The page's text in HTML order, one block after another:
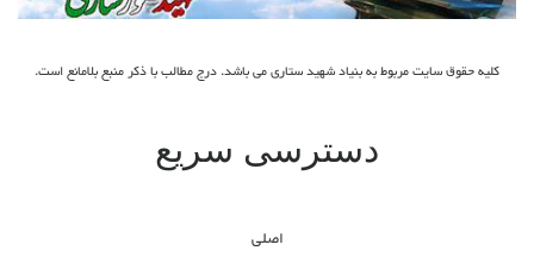
کلیه حقوق سایت مربوط به بنیاد شهید ستاری می باشد. درج مطالب با ذکر منبع بلامانع است.
دسترسی سریع
اصلی